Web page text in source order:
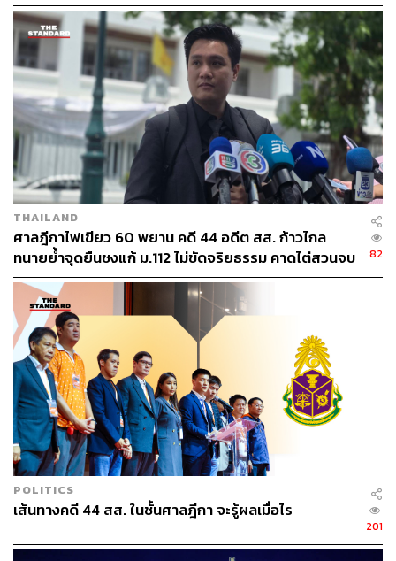
ภาพจิตรกรรมการกระทำยุทธหัตถีระหว่างสมเด็จพระนเรศวรกับพระ
มหาอุปราชา ที่วัดสุวรรณดาราราม พระนครศรีอยุธยา วาดโดยมหา
เสวกตรี พระยาอนุศาสน์จิตรกร (จันทร์ จิตรกร) เมื่อ พ.ศ. 2475
เวอร์ชันประวัติศาสตร์ชาติ
ขอเริ่มต้นจากยุทธหัตถีเวอร์ชันพระราชพงศาวดารฉบับพระ
ราชหัตถเลขาที่เป็นต้นแบบของประวัติศาสตร์ชาติก่อน เพื่อ
นำไปสู่การเปรียบเทียบกับเวอร์ชันต่างๆ ความว่า สมเด็จพระ
นเรศวรได้ตรัสท้าทายพระมหาอุปราชาที่ยืนอยู่ใต้ร่มไม้ “เชิญ
ออกมาทำยุทธหัตถีด้วยกัน ให้เป็นเกียรติยศไว้ในแผ่นดินเถิด
ภายหน้าไปไม่มีกษัตริย์ที่จะได้ทำยุทธหัตถีแล้ว”
ด้วยความละอายพระทัย ทำให้พระมหาอุปราชาบ่ายพระ
คชาธาร (ช้าง) มาทำยุทธหัตถี ในขณะที่ช้างทรงของสมเด็จ
พระนเรศวรคือเจ้าพระยาไชยานุภาพที่กำลังตกมัน เห็นช้าง
ศัตรูจึงวิ่งไปด้วยความโกรธ พระมหาอุปราชาจึงจ้วงฟันด้วย
พระแสงของ้าว แต่สมเด็จพระนเรศวรหลบได้ และใช้
‘พระแสงพลพ่าย’ ฟันต้องพระอังสา (บ่า) ขวาของพระมหาอุป
ของพระนเรศวรก็ต้องกระสุนปืนของศัตรูตายด้วย
THAILAND
ศาลฎีกาไฟเขียว 60 พยาน คดี 44 อดีต สส. ก้าวไกล
ทนายย้ำจุดยืนชงแก้ ม.112 ไม่ขัดจริยธรรม คาดไต่สวนจบ
พฤษภาคมปี 2570
82
POLITICS
เส้นทางคดี 44 สส. ในชั้นศาลฎีกา จะรู้ผลเมื่อไร
201